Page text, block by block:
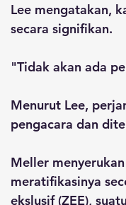
Lee mengatakan,
secara signifikan.
"Tidak akan ada
Menurut Lee,
pengacara dan
Meller
meratifikasinya
ekslusif (ZEE),